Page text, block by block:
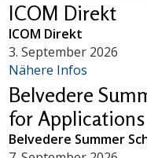
ICOM Direkt
ICOM Direkt
3. September 2026
Nähere Infos
Belvedere
for Applications
Belvedere Summer